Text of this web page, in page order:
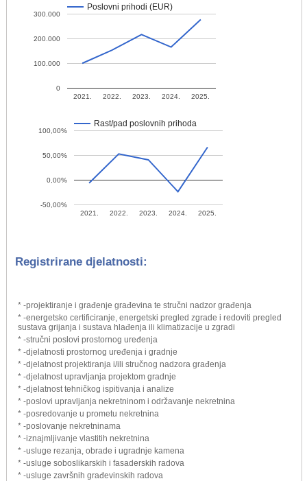
Poslovni prihodi (EUR)
2021. 2022. 2023. 2024. 2025.
0
100.000
200.000
300.000
Rast/pad poslovnih prihoda
2021. 2022. 2023. 2024. 2025.
-50,00%
0,00%
50,00%
100,00%
Registrirane djelatnosti:
* -projektiranje i građenje građevina te stručni nadzor građenja
* -energetsko certificiranje, energetski pregled zgrade i redoviti pregled
sustava grijanja i sustava hlađenja ili klimatizacije u zgradi
* -stručni poslovi prostornog uređenja
* -djelatnosti prostornog uređenja i gradnje
* -djelatnost projektiranja i/ili stručnog nadzora građenja
* -djelatnost upravljanja projektom gradnje
* -djelatnost tehničkog ispitivanja i analize
* -poslovi upravljanja nekretninom i održavanje nekretnina
* -posredovanje u prometu nekretnina
* -poslovanje nekretninama
* -iznajmljivanje vlastitih nekretnina
* -usluge rezanja, obrade i ugradnje kamena
* -usluge soboslikarskih i fasaderskih radova
* -usluge završnih građevinskih radova